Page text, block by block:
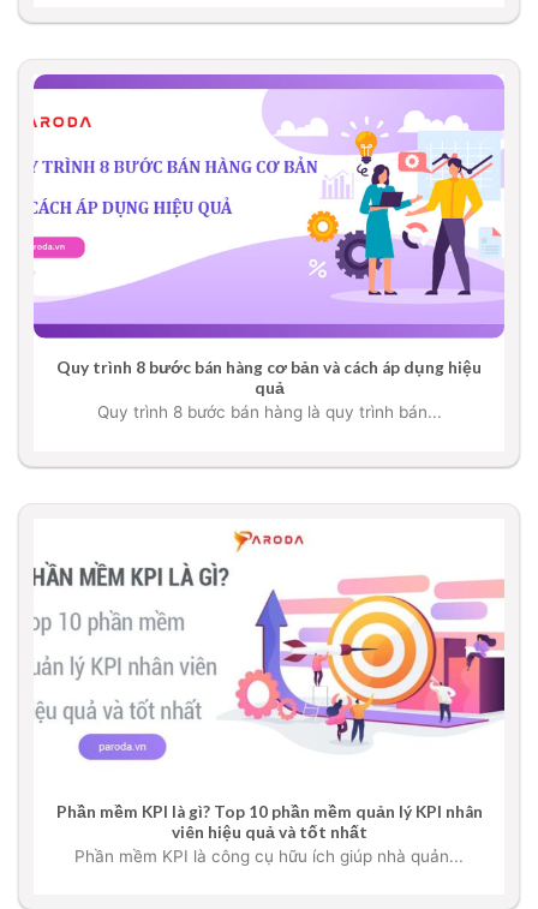
Quy trình 8 bước bán hàng cơ bản và cách áp dụng hiệu
quả
Quy trình 8 bước bán hàng là quy trình bán...
Phần mềm KPI là gì? Top 10 phần mềm quản lý KPI nhân
viên hiệu quả và tốt nhất
Phần mềm KPI là công cụ hữu ích giúp nhà quản...